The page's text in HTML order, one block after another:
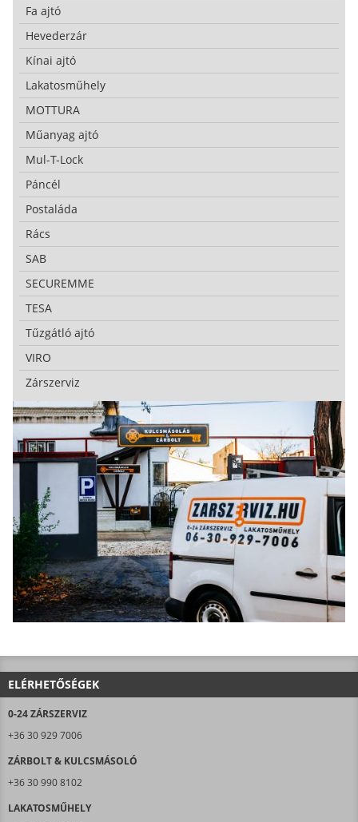
Fa ajtó
Hevederzár
Kínai ajtó
Lakatosműhely
MOTTURA
Műanyag ajtó
Mul-T-Lock
Páncél
Postaláda
Rács
SAB
SECUREMME
TESA
Tűzgátló ajtó
VIRO
Zárszerviz
ELÉRHETŐSÉGEK
0-24 ZÁRSZERVIZ
+36 30 929 7006
ZÁRBOLT & KULCSMÁSOLÓ
+36 30 990 8102
LAKATOSMŰHELY